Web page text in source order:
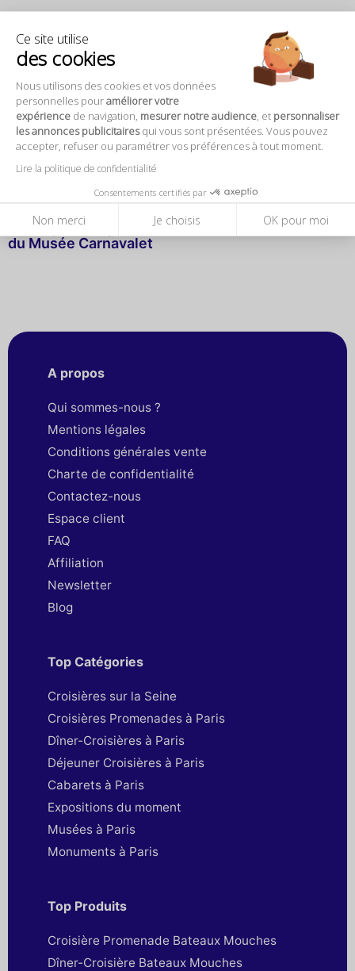
Ce site utilise
des cookies
Nous utilisons des cookies et vos données
personnelles pouraméliorer votre
expérience de navigation, mesurer notre audience , et personnaliser
les annonces publicitairesqui vous sont présentées. Vous pouvez
accepter, refuser ou paramétrer vos préférences à tout moment.
Lire la politique de confidentialité
Consentements certifiés par
Non merci Je choisis OK pour moi
Musée Carnavalet : Préparez votre
visite
Les expos temporaires
du Musée Carnavalet
A propos
Qui sommes-nous ?
Mentions légales
Conditions générales vente
Charte de confidentialité
Contactez-nous
Espace client
FAQ
Affiliation
Newsletter
Blog
Top Catégories
Croisières sur la Seine
Croisières Promenades à Paris
Dîner-Croisières à Paris
Déjeuner Croisières à Paris
Cabarets à Paris
Expositions du moment
Musées à Paris
Monuments à Paris
Top Produits
Croisière Promenade Bateaux Mouches
Dîner-Croisière Bateaux Mouches